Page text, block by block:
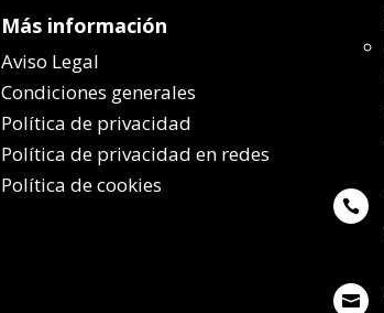
Más información
Aviso Legal
Condiciones generales
Política de privacidad
Política de privacidad en redes
Política de cookies

